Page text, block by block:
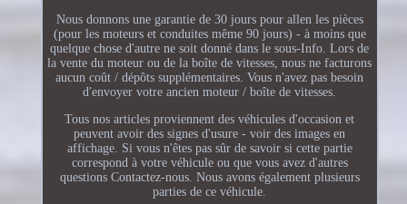
Nous donnons une garantie de 30 jours pour allen les pièces
(pour les moteurs et conduites même 90 jours) - à moins que
quelque chose d'autre ne soit donné dans le sous-Info. Lors de
la vente du moteur ou de la boîte de vitesses, nous ne facturons
aucun coût / dépôts supplémentaires. Vous n'avez pas besoin
d'envoyer votre ancien moteur / boîte de vitesses.
Tous nos articles proviennent des véhicules d'occasion et
peuvent avoir des signes d'usure - voir des images en
affichage. Si vous n'êtes pas sûr de savoir si cette partie
correspond à votre véhicule ou que vous avez d'autres
questions Contactez-nous. Nous avons également plusieurs
parties de ce véhicule.